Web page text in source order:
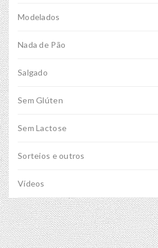
Modelados
Nada de Pão
Salgado
Sem Glúten
Sem Lactose
Sorteios e outros
Vídeos